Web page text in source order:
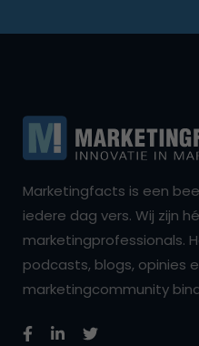
Marketingfacts is een
iedere dag vers. Wij zijn
marketingprofessionals.
podcasts, blogs, opinies
marketingcommunity